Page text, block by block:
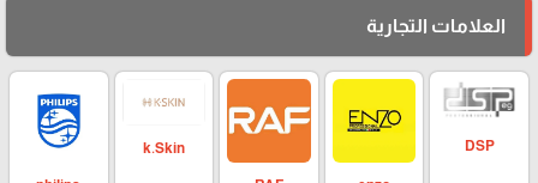
العلامات التجارية
DSP
k.Skin